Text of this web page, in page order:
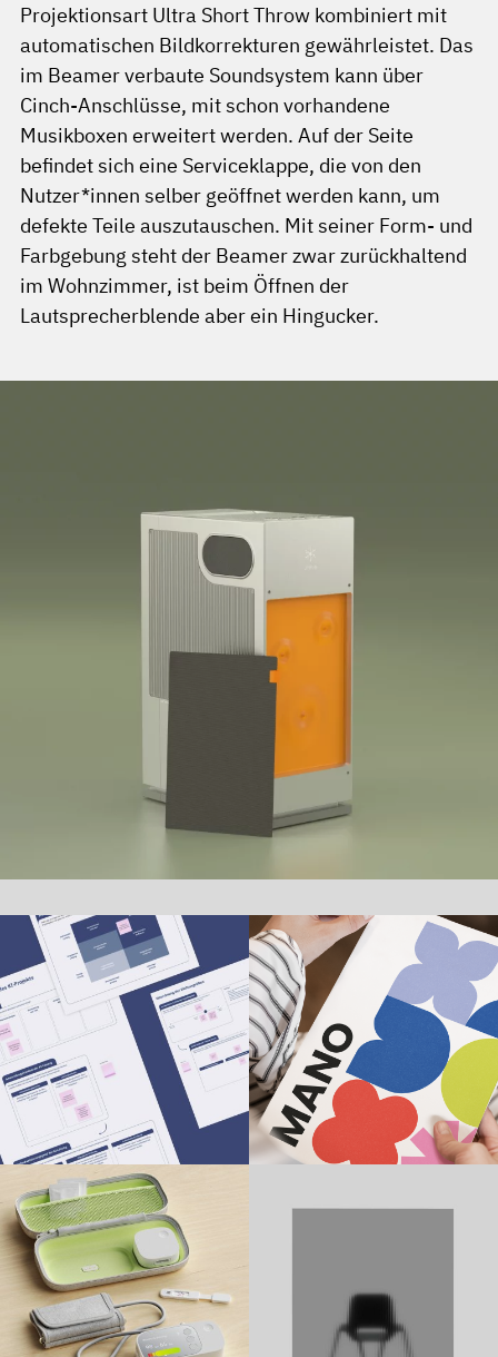
Projektionsart Ultra Short Throw kombiniert mit
automatischen Bildkorrekturen gewährleistet. Das
im Beamer verbaute Soundsystem kann über
Cinch-Anschlüsse, mit schon vorhandene
Musikboxen erweitert werden. Auf der Seite
befindet sich eine Serviceklappe, die von den
Nutzer*innen selber geöffnet werden kann, um
defekte Teile auszutauschen. Mit seiner Form- und
Farbgebung steht der Beamer zwar zurückhaltend
im Wohnzimmer, ist beim Öffnen der
Lautsprecherblende aber ein Hingucker.